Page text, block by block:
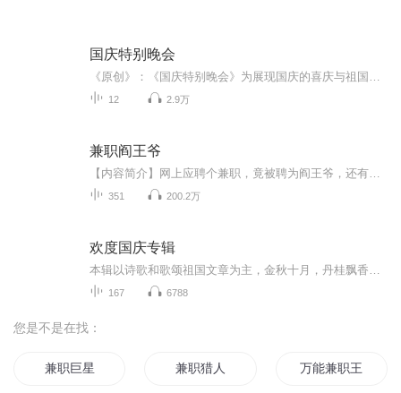
国庆特别晚会
12 2.9万
兼职阎王爷
351 200.2万
欢度国庆专辑
167 6788
您是不是在找：
兼职巨星 兼职猎人 万能兼职王